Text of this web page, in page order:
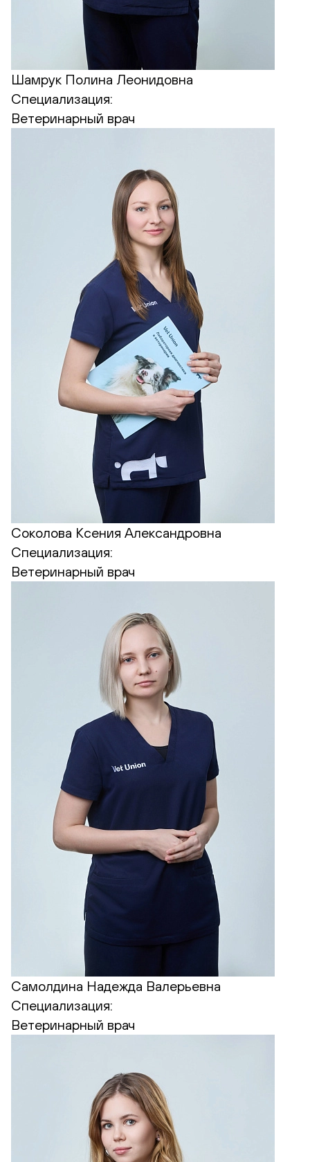
Шамрук Полина Леонидовна
Специализация:
Ветеринарный врач
Соколова Ксения Александровна
Специализация:
Ветеринарный врач
Самолдина Надежда Валерьевна
Специализация:
Ветеринарный врач